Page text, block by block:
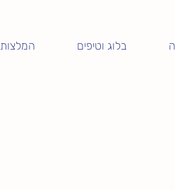
בלוג וטיפים המלצות